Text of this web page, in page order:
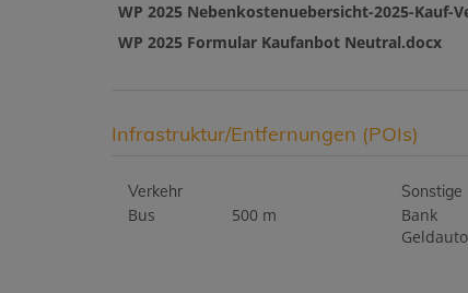
WP 2025 Nebenkostenuebersicht-2025-Kauf-
WP 2025 Formular Kaufanbot Neutral.docx
Infrastruktur/Entfernungen (POIs)
Verkehr
Bus 500 m
Sonstige
Bank